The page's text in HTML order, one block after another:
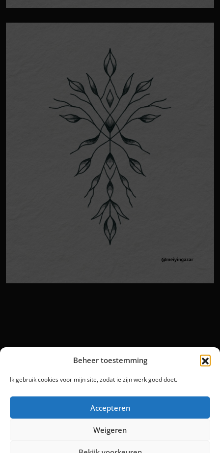
Beheer toestemming
Ik gebruik cookies voor mijn site, zodat ie zijn werk goed doet.
Accepteren
Weigeren